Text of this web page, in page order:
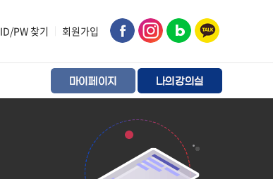
ID/PW 찾기 회원가입